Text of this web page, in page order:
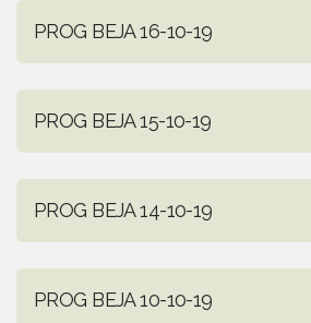
PROG BEJA 16-10-19
PROG BEJA 15-10-19
PROG BEJA 14-10-19
PROG BEJA 10-10-19